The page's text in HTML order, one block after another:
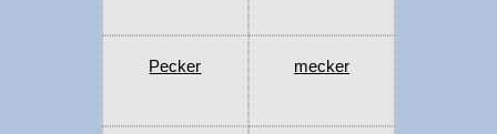
Pecker mecker